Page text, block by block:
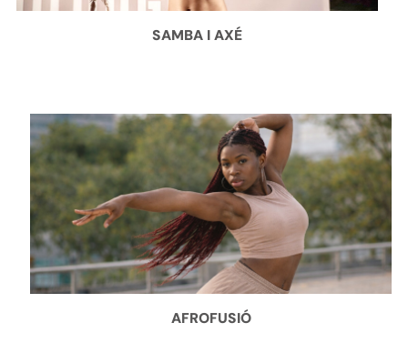
SAMBA I AXÉ
AFROFUSIÓ